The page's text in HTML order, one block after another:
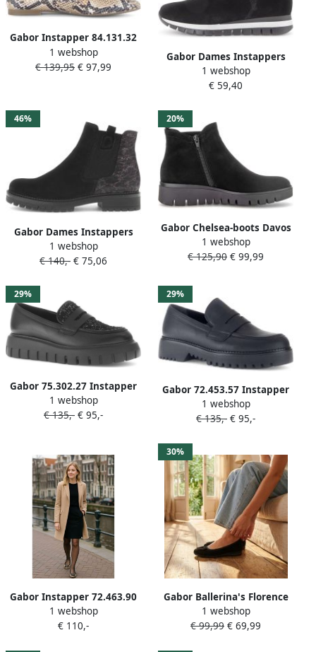
Gabor Instapper 84.131.32
Python Zwart
1 webshop
€ 139,95 € 97,99
Gabor Dames Instappers
zwart
1 webshop
€ 59,40
46%
Gabor Dames Instappers
zwart
1 webshop
€ 140,- € 75,06
20%
Gabor Chelsea-boots Davos
sleehaklaarzen
enkellaarsjes in
1 webshop
€ 125,90 € 99,99
29%
Gabor 75.302.27 Instapper
zwart
1 webshop
€ 135,- € 95,-
29%
Gabor 72.453.57 Instapper
zwart
1 webshop
€ 135,- € 95,-
Gabor Instapper 72.463.90
Panter Zwart
1 webshop
€ 110,-
30%
Gabor Ballerina's Florence
comfort schoen zakelijke
schoen elastische
1 webshop
€ 99,99 € 69,99